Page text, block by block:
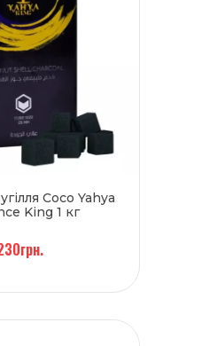
Coco Yahya
King 1 кг